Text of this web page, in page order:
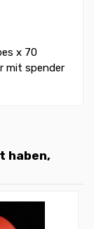
x 70
mit spender
haben,